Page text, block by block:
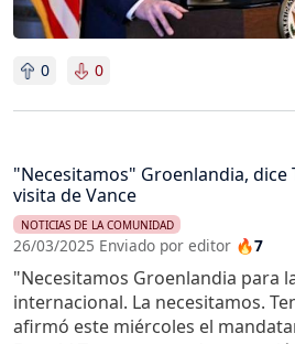
0 0
"Necesitamos" Groenlandia, dice
visita de Vance
NOTICIAS DE LA COMUNIDAD
26/03/2025 Enviado por editor 🔥7
"Necesitamos Groenlandia para
internacional. La necesitamos.
afirmó este miércoles el